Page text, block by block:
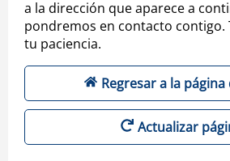
a la dirección que aparece a
pondremos en contacto contigo.
tu paciencia.
Regresar a la
Actualizar